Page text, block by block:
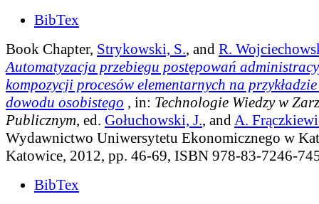
BibTex
Book Chapter, Strykowski, S., and R.
Automatyzacja przebiegu postępowań
kompozycji procesów elementarnych na
dowodu osobistego , in: Technologie Wiedzy w
Publicznym, ed. Gołuchowski, J., and A.
Wydawnictwo Uniwersytetu Ekonomicznego w
Katowice, 2012, pp. 46-69, ISBN 978-83-7246-
BibTex